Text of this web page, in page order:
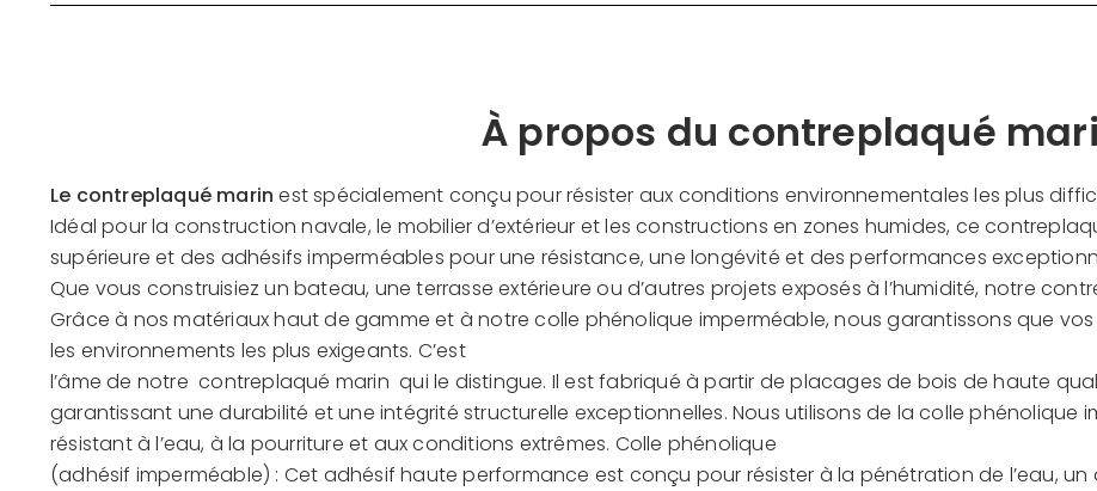
À propos du contreplaqué
Le contreplaqué marin est spécialement conçu pour résister aux conditions environnementales les plus
Idéal pour la construction navale, le mobilier d’extérieur et les constructions en zones humides, ce
supérieure et des adhésifs imperméables pour une résistance, une longévité et des performances
Que vous construisiez un bateau, une terrasse extérieure ou d’autres projets exposés à l’humidité, notre
Grâce à nos matériaux haut de gamme et à notre colle phénolique imperméable, nous garantissons que
les environnements les plus exigeants. C’est
l’âme de notrecontreplaqué marin qui le distingue. Il est fabriqué à partir de placages de bois de haute
garantissant une durabilité et une intégrité structurelle exceptionnelles. Nous utilisons de la colle phénolique
résistant à l’eau, à la pourriture et aux conditions extrêmes. Colle phénolique
(adhésif imperméable) : Cet adhésif haute performance est conçu pour résister à la pénétration de l’eau,